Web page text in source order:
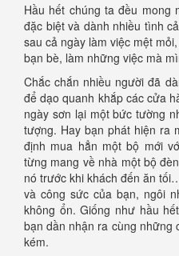
Hầu hết chúng ta đều mong
đặc biệt và dành nhiều tình
sau cả ngày làm việc mệt
bạn bè, làm những việc mà
Chắc chắn nhiều người đã
để dạo quanh khắp các cửa
ngày sơn lại một bức tường
tượng. Hay bạn phát hiện ra
định mua hẳn một bộ mới
từng mang về nhà một bộ
nó trước khi khách đến ăn
và công sức của bạn, ngôi
không ổn. Giống như hầu
bạn dần nhận ra cùng những
kém.